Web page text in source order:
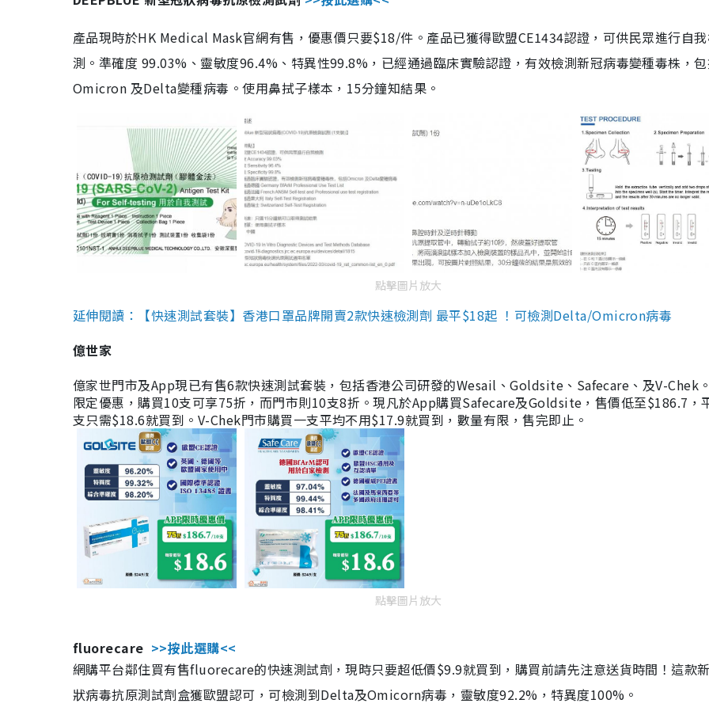
產品現時於HK Medical Mask官網有售，優惠價只要$18/件。產品已獲得歐盟CE1434認證，可供民眾進行自
測。準確度 99.03%、靈敏度96.4%、特異性99.8%，已經通過臨床實驗認證，有效檢測新冠病毒變種毒株，
Omicron 及Delta變種病毒。使用鼻拭子樣本，15分鐘知結果。
點擊圖片放大
延伸閱讀：【快速測試套裝】香港口罩品牌開賣2款快速檢測劑 最平$18起 ！可檢測Delta/Omicron病毒
億世家
億家世門市及App現已有售6款快速測試套裝，包括香港公司研發的Wesail、Goldsite、Safecare、及V-Chek
限定優惠，購買10支可享75折，而門市則10支8折。現凡於App購買Safecare及Goldsite，售價低至$186.7，
支只需$18.6就買到。V-Chek門市購買一支平均不用$17.9就買到，數量有限，售完即止。
點擊圖片放大
fluorecare >>按此選購<<
網購平台鄰住買有售fluorecare的快速測試劑，現時只要超低價$9.9就買到，購買前請先注意送貨時間！這款
狀病毒抗原測試劑盒獲歐盟認可，可檢測到Delta及Omicorn病毒，靈敏度92.2%，特異度100%。